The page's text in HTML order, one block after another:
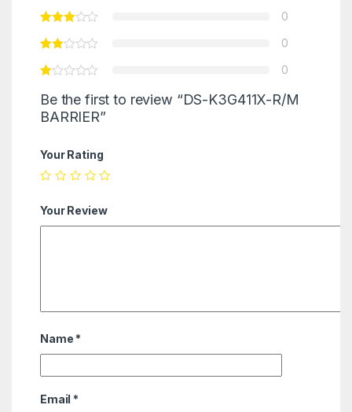
0
0
0
Be the first to review “DS-K3G411X-R/M
BARRIER”
Your Rating
Your Review
Name *
Email *